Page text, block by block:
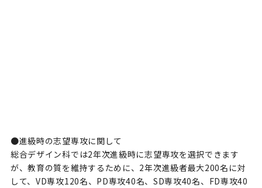
●進級時の志望専攻に関して
総合デザイン科では2年次進級時に志望専攻を選択できます
が、教育の質を維持するために、2年次進級者最大200名に対
して、VD専攻120名、PD専攻40名、SD専攻40名、FD専攻40